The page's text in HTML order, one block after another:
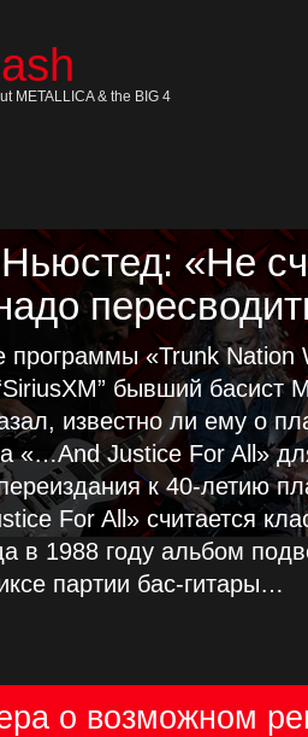
METALLICA & the BIG 4
«Не
«Trunk Nation
бывший басист
известно ли ему о
«…And Justice For All»
к 40-летию
For All» считается
в 1988 году альбом
партии бас-гитары…
о возможном